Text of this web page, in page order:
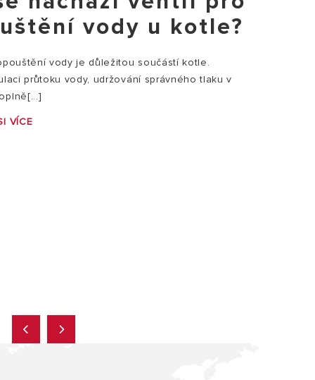
vody u kotle?
vody je důležitou součástí kotle.
průtoku vody, udržování správného tlaku v
VÍCE